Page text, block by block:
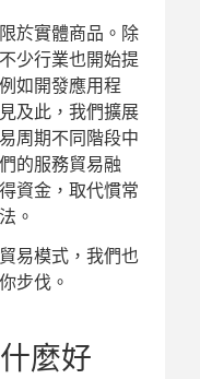
於實體商品。除
少行業也開始提
如開發應用程
及此，我們擴展
周期不同階段中
的服務貿易融
資金，取代慣常
。
易模式，我們也
步伐。
麼好